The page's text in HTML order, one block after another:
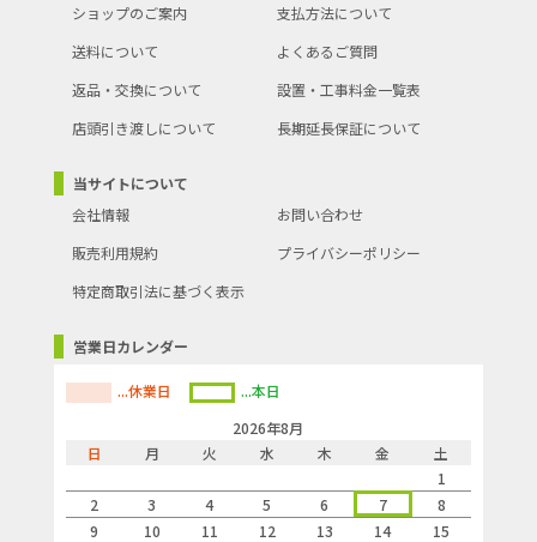
ショップのご案内
支払方法について
送料について
よくあるご質問
返品・交換について
設置・工事料金一覧表
店頭引き渡しについて
長期延長保証について
当サイトについて
会社情報
お問い合わせ
販売利用規約
プライバシーポリシー
特定商取引法に基づく表示
営業日カレンダー
...休業日
...本日
2026年8月
日
月 火 水 木 金
土
1
2
3 4 5 6 7
8
9
10 11 12 13 14
15